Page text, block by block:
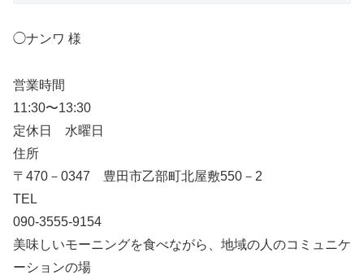
◯ナンワ 様
営業時間
11:30〜13:30
定休日 水曜日
住所
〒470－0347 豊田市乙部町北屋敷550－2
TEL
090-3555-9154
美味しいモーニングを食べながら、地域の人のコミュニケ
ーションの場